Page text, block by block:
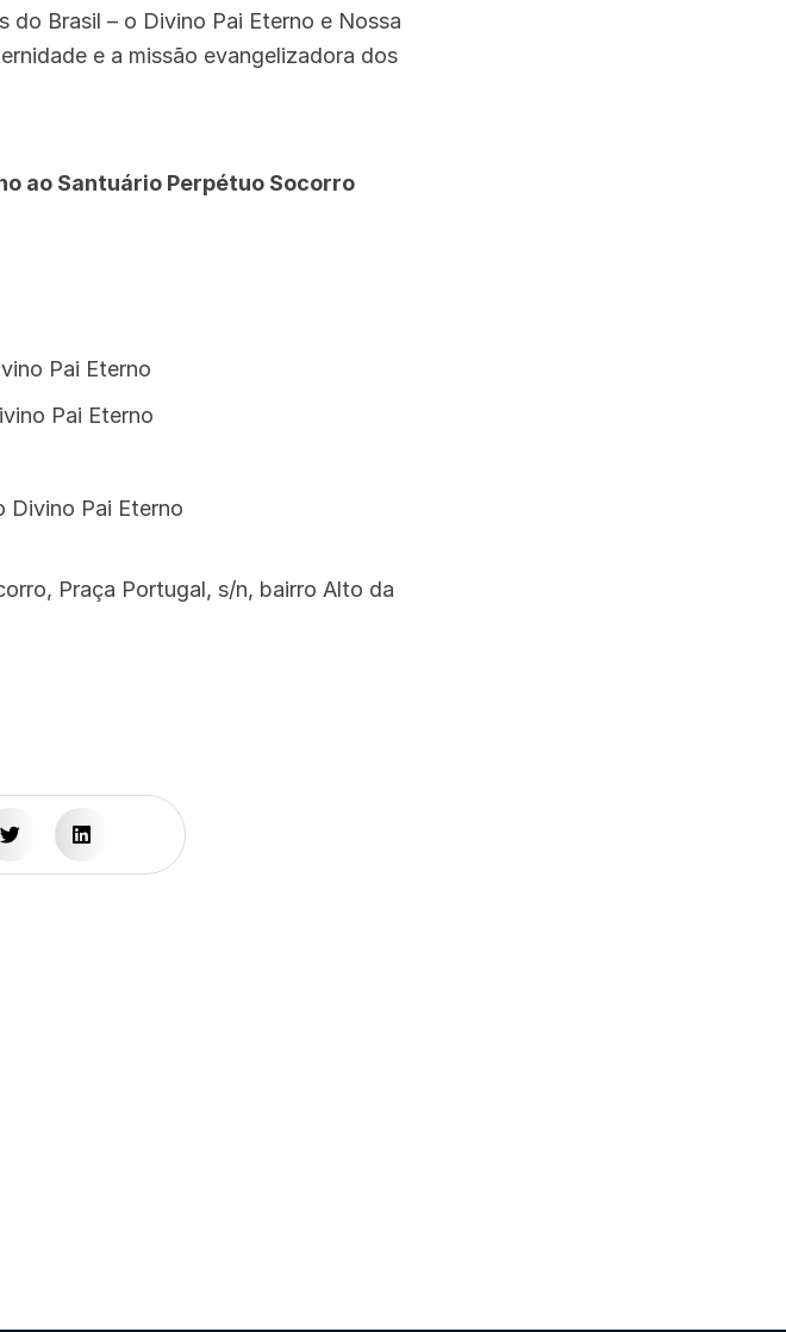
do Brasil – o Divino Pai Eterno e Nossa
e a missão evangelizadora dos
ao Santuário Perpétuo Socorro
Pai Eterno
Pai Eterno
Divino Pai Eterno
Praça Portugal, s/n, bairro Alto da